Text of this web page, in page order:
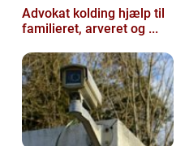
Advokat kolding hjælp til
familieret, arveret og ...